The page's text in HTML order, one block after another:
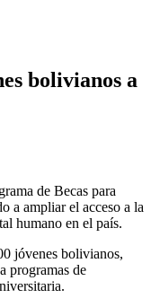
bolivianos a
de Becas para
a ampliar el acceso a la
humano en el país.
jóvenes bolivianos,
programas de